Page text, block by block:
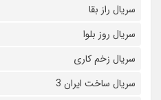
سریال راز بقا
سریال روز بلوا
سریال زخم کاری
سریال ساخت ایران 3